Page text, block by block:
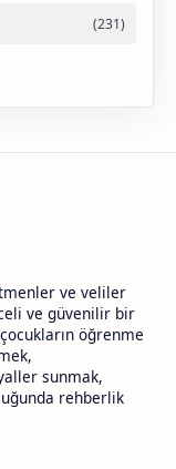
ve veliler
ve güvenilir bir
öğrenme
sunmak,
rehberlik